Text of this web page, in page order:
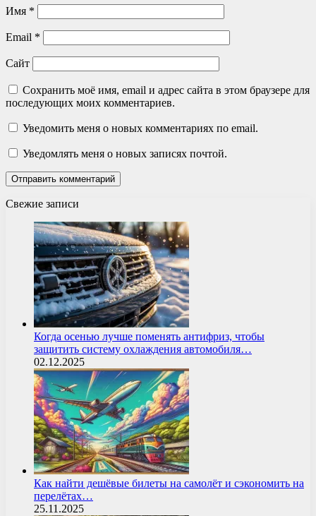
Имя *
Email *
Сайт
Сохранить моё имя, email и адрес сайта в этом браузере для
последующих моих комментариев.
Уведомить меня о новых комментариях по email.
Уведомлять меня о новых записях почтой.
Свежие записи
Когда осенью лучше поменять антифриз, чтобы
защитить систему охлаждения автомобиля…
02.12.2025
Как найти дешёвые билеты на самолёт и сэкономить на
перелётах…
25.11.2025